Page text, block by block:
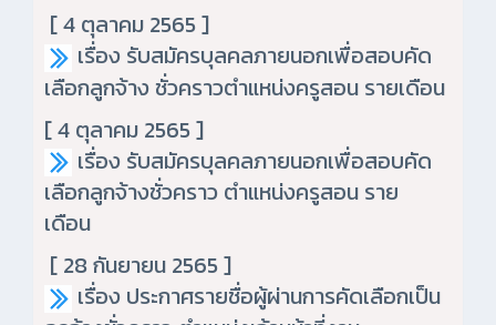
[ 4 ตุลาคม 2565 ]
เรื่อง รับสมัครบุลคลภายนอกเพื่อสอบคัด
เลือกลูกจ้าง ชั่วคราวตำแหน่งครูสอน รายเดือน
[ 4 ตุลาคม 2565 ]
เรื่อง รับสมัครบุลคลภายนอกเพื่อสอบคัด
เลือกลูกจ้างชั่วคราว ตำแหน่งครูสอน ราย
เดือน
[ 28 กันยายน 2565 ]
เรื่อง ประกาศรายชื่อผู้ผ่านการคัดเลือกเป็น